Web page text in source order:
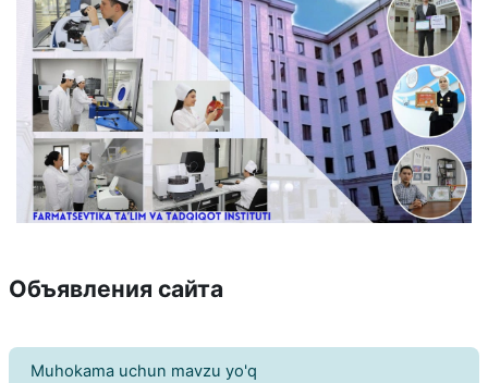
Объявления сайта
Muhokama uchun mavzu yo'q